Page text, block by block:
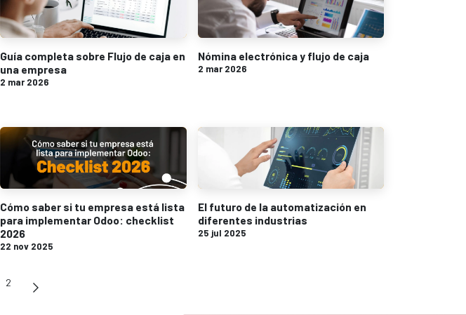
Guía completa sobre Flujo de caja en
una empresa
2 mar 2026
Nómina electrónica y flujo de caja
2 mar 2026
Cómo saber si tu empresa está lista
para implementar Odoo: checklist
2026
22 nov 2025
El futuro de la automatización en
diferentes industrias
25 jul 2025
2